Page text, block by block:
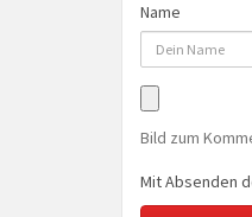
Name
Bild zum
Mit Absenden